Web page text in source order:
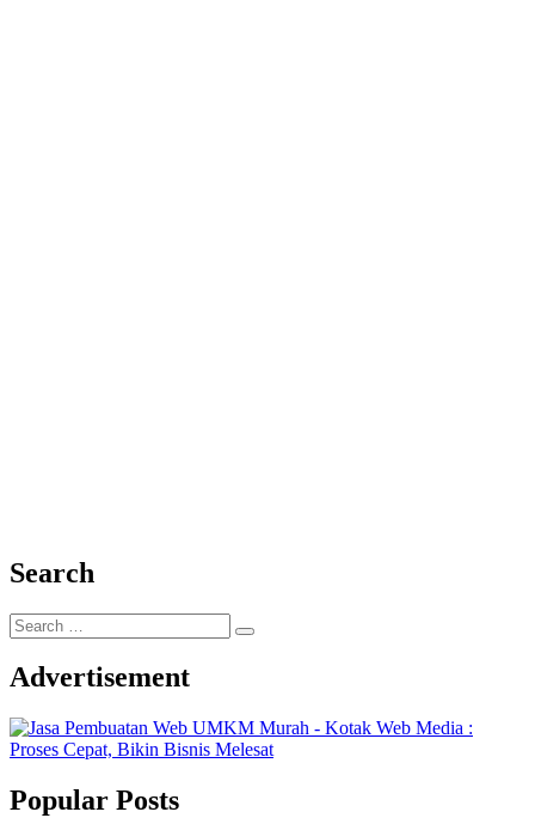
Search
Search
…
Advertisement
Popular Posts